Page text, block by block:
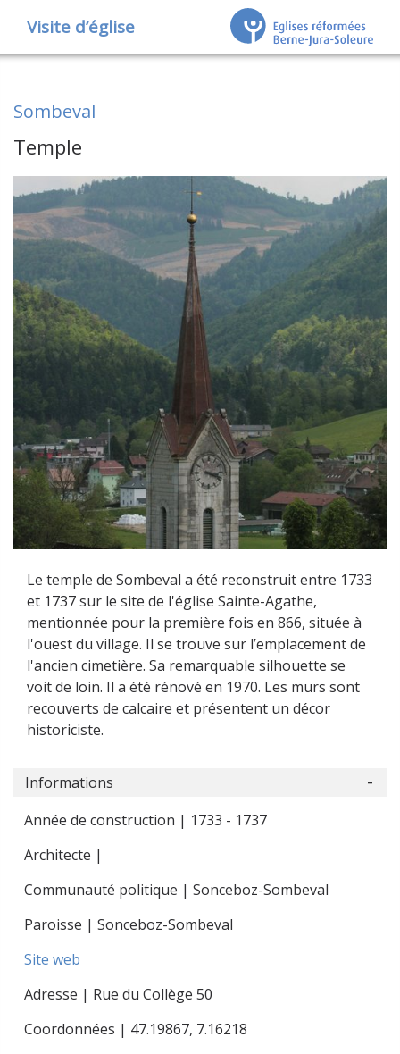
Visite d’église
Sombeval
Temple
Le temple de Sombeval a été reconstruit entre 1733
et 1737 sur le site de l'église Sainte-Agathe,
mentionnée pour la première fois en 866, située à
l'ouest du village. Il se trouve sur l’emplacement de
l'ancien cimetière. Sa remarquable silhouette se
voit de loin. Il a été rénové en 1970. Les murs sont
recouverts de calcaire et présentent un décor
historiciste.
Informations
Année de construction | 1733 - 1737
Architecte |
Communauté politique | Sonceboz-Sombeval
Paroisse | Sonceboz-Sombeval
Site web
Adresse | Rue du Collège 50
Coordonnées | 47.19867, 7.16218